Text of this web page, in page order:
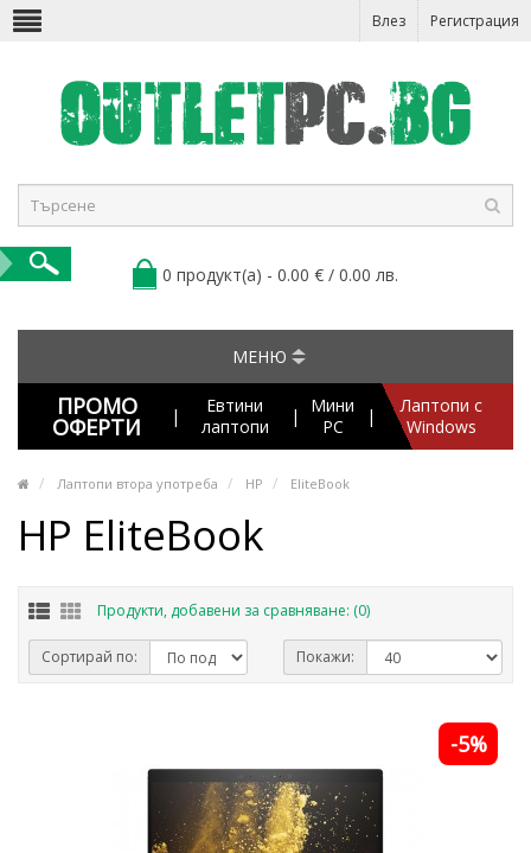
Влез Регистрация
0 продукт(а) - 0.00 € / 0.00 лв.
МЕНЮ
ПРОМО
ОФЕРТИ |
Евтини
лаптопи
|
Мини
PC
|
Лаптопи с
Windows
Лаптопи втора употреба HP EliteBook
HP EliteBook
Продукти, добавени за сравняване: (0)
Сортирай по: Покажи:
-5%